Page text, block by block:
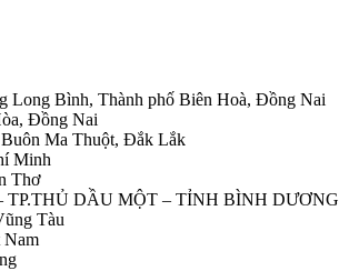
Long Bình, Thành phố Biên Hoà, Đồng Nai
Đồng Nai
Ma Thuột, Đắk Lắk
Minh
Thơ
TP.THỦ DẦU MỘT – TỈNH BÌNH DƯƠNG
Tàu
Nam